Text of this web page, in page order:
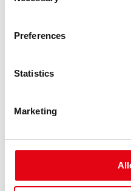
Preferences
Statistics
Marketing